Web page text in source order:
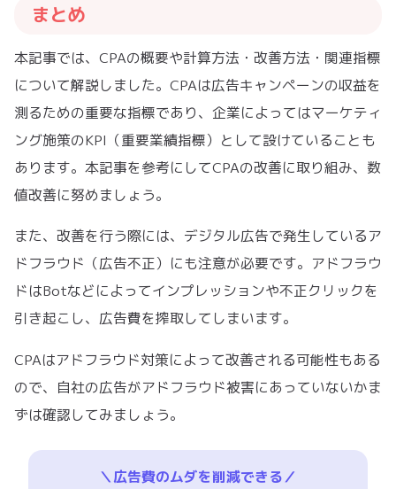
まとめ
本記事では、CPAの概要や計算方法・改善方法・関連指標
について解説しました。CPAは広告キャンペーンの収益を
測るための重要な指標であり、企業によってはマーケティ
ング施策のKPI（重要業績指標）として設けていることも
あります。本記事を参考にしてCPAの改善に取り組み、数
値改善に努めましょう。
また、改善を行う際には、デジタル広告で発生しているア
ドフラウド（広告不正）にも注意が必要です。アドフラウ
ドはBotなどによってインプレッションや不正クリックを
引き起こし、広告費を搾取してしまいます。
CPAはアドフラウド対策によって改善される可能性もある
ので、自社の広告がアドフラウド被害にあっていないかま
ずは確認してみましょう。
＼広告費のムダを削減できる／